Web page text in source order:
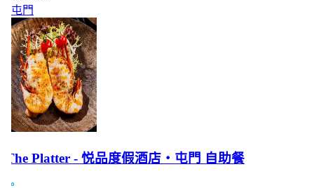
屯門
Platter - 悦品度假酒店‧屯門 自助餐